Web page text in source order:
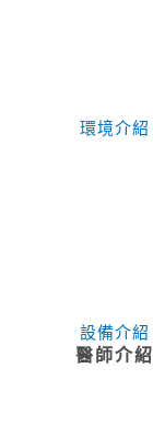
環境介紹
設備介紹
醫師介紹